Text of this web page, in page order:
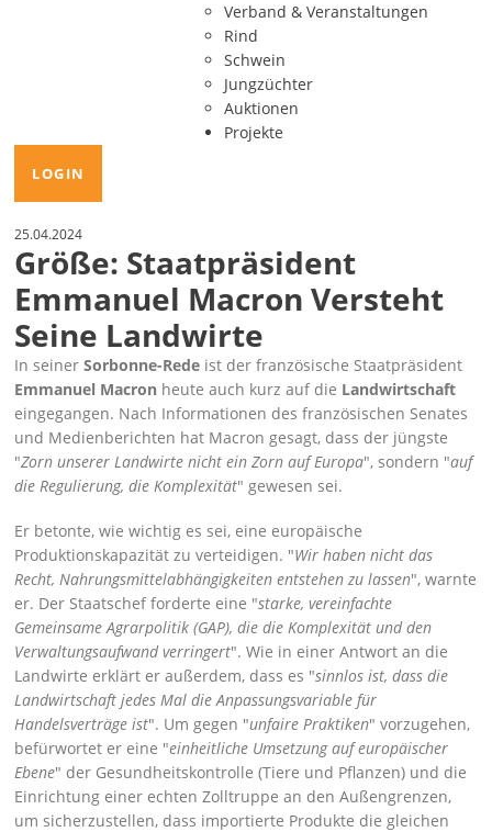
Verband & Veranstaltungen
Rind
Schwein
Jungzüchter
Auktionen
Projekte
LOGIN
25.04.2024
Größe: Staatpräsident
Emmanuel Macron Versteht
Seine Landwirte
In seinerSorbonne-Rede ist der französische Staatpräsident
Emmanuel Macron heute auch kurz auf die Landwirtschaft
eingegangen. Nach Informationen des französischen Senates
und Medienberichten hat Macron gesagt, dass der jüngste
Zorn unserer Landwirte nicht ein Zorn auf Europa , sondern
auf
die Regulierung, die Komplexität gewesen sei.
Er betonte, wie wichtig es sei, eine europäische
Produktionskapazität zu verteidigen.
Wir haben nicht das
Recht, Nahrungsmittelabhängigkeiten entstehen zu lassen , warnte
er. Der Staatschef forderte eine
starke, vereinfachte
Gemeinsame Agrarpolitik (GAP), die die Komplexität und den
Verwaltungsaufwand verringert . Wie in einer Antwort an die
Landwirte erklärt er außerdem, dass es
sinnlos ist, dass die
Landwirtschaft jedes Mal die Anpassungsvariable für
Handelsverträge ist . Um gegen unfaire Praktiken vorzugehen,
befürwortet er eine
einheitliche Umsetzung auf europäischer
Ebene der Gesundheitskontrolle (Tiere und Pflanzen) und die
Einrichtung einer echten Zolltruppe an den Außengrenzen,
um sicherzustellen, dass importierte Produkte die gleichen